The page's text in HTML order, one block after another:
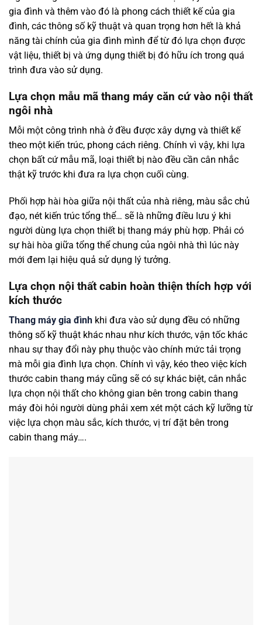
gia đình và thêm vào đó là phong cách thiết kế của gia
đình, các thông số kỹ thuật và quan trọng hơn hết là khả
năng tài chính của gia đình mình để từ đó lựa chọn được
vật liệu, thiết bị và ứng dụng thiết bị đó hữu ích trong quá
trình đưa vào sử dụng.
Lựa chọn mẫu mã thang máy căn cứ vào nội thất
ngôi nhà
Mỗi một công trình nhà ở đều được xây dựng và thiết kế
theo một kiến trúc, phong cách riêng. Chính vì vậy, khi lựa
chọn bất cứ mẫu mã, loại thiết bị nào đều cần cân nhắc
thật kỹ trước khi đưa ra lựa chọn cuối cùng.
Phối hợp hài hòa giữa nội thất của nhà riêng, màu sắc chủ
đạo, nét kiến trúc tổng thể… sẽ là những điều lưu ý khi
người dùng lựa chọn thiết bị thang máy phù hợp. Phải có
sự hài hòa giữa tổng thể chung của ngôi nhà thì lúc này
mới đem lại hiệu quả sử dụng lý tưởng.
Lựa chọn nội thất cabin hoàn thiện thích hợp với
kích thước
Thang máy gia đình khi đưa vào sử dụng đều có những
thông số kỹ thuật khác nhau như kích thước, vận tốc khác
nhau sự thay đổi này phụ thuộc vào chính mức tải trọng
mà mỗi gia đình lựa chọn. Chính vì vậy, kéo theo việc kích
thước cabin thang máy cũng sẽ có sự khác biệt, cân nhắc
lựa chọn nội thất cho không gian bên trong cabin thang
máy đòi hỏi người dùng phải xem xét một cách kỹ lưỡng từ
việc lựa chọn màu sắc, kích thước, vị trí đặt bên trong
cabin thang máy….